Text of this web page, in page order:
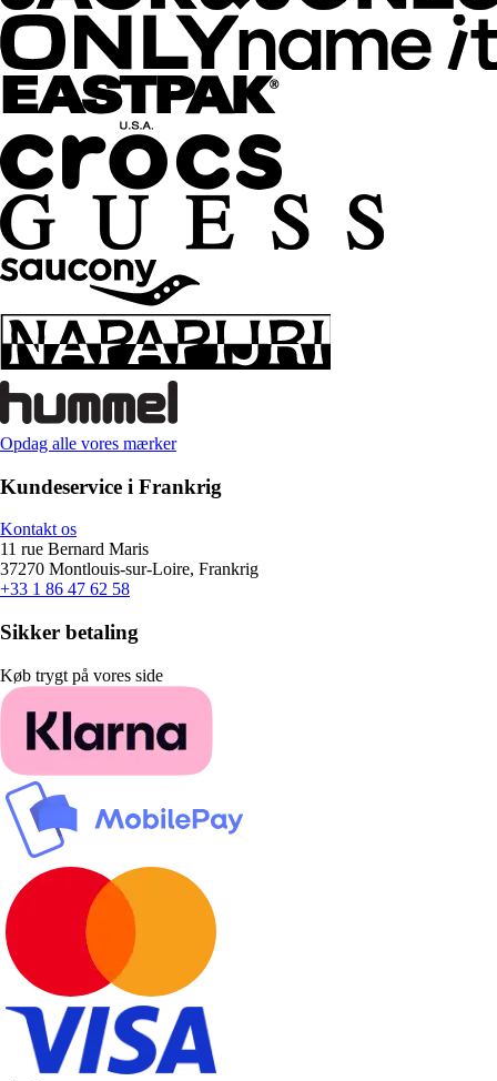
Opdag alle vores mærker
Kundeservice i Frankrig
Kontakt os
11 rue Bernard Maris
37270 Montlouis-sur-Loire, Frankrig
+33 1 86 47 62 58
Sikker betaling
Køb trygt på vores side